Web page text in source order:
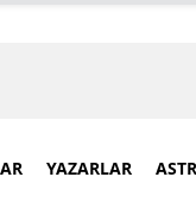
YAZARLAR